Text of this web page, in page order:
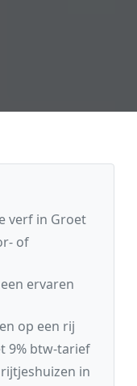
verf in Groet
of
ervaren
op een rij
9% btw-tarief
in